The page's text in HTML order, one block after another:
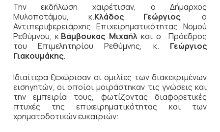
Την εκδήλωση χαιρέτισαν, ο Δήμαρχος
Μυλοποτάμου, κ.Κλάδος Γεώργιος, ο
Αντιπεριφερειάρχης Επιχειρηματικότητας Νομού
Ρεθύμνου, κ.Βάμβουκας Μιχαήλκαι ο Πρόεδρος
του Επιμελητηρίου Ρεθύμνης, κ. Γεώργιος
Γιακουμάκης.
Ιδιαίτερα ξεχώρισαν οι ομιλίες των διακεκριμένων
εισηγητών, οι οποίοι μοιράστηκαν τις γνώσεις και
την εμπειρία τους, φωτίζοντας διαφορετικές
πτυχές της επιχειρηματικότητας και των
χρηματοδοτικών ευκαιριών: